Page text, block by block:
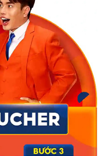
Pro, đồng thời chuyển
bán hàng hóa, dữ liệu
để khai báo thuế.
công ty, cơ quan điều tra
2023 là khoảng 13.700 tỷ
ngân sách Nhà nước
đối tượng có liên quan,
và một số lượng lớn kim